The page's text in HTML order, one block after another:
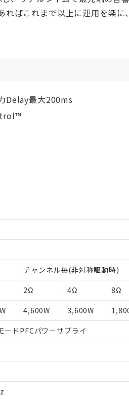
ばこれまで以上に運用を楽に
Delay最大200ms
チャンネル毎(非対称駆動時)
2Ω 4Ω 8Ω
4,600W 3,600W
ードPFCパワーサプライ